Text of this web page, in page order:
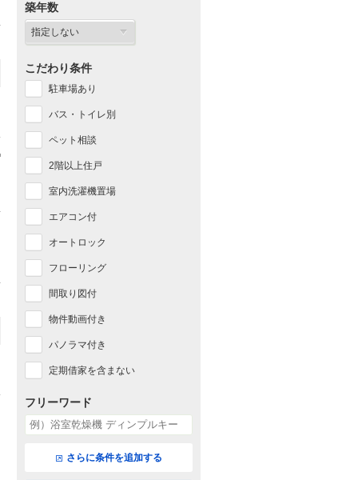
築年数
こだわり条件
駐車場あり
バス・トイレ別
ペット相談
2階以上住戸
室内洗濯機置場
エアコン付
オートロック
フローリング
間取り図付
物件動画付き
パノラマ付き
定期借家を含まない
フリーワード
さらに条件を追加する